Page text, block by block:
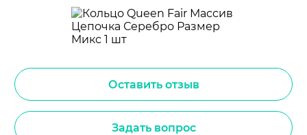
Оставить отзыв
Задать вопрос